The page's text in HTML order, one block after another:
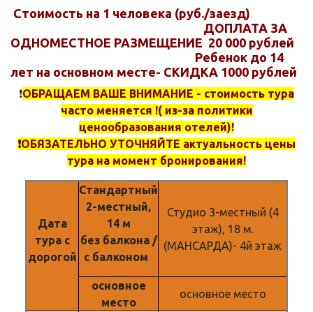
Стоимость на 1 человека (руб./заезд)
ДОПЛАТА ЗА
ОДНОМЕСТНОЕ РАЗМЕЩЕНИЕ 20 000 рублей
Ребенок до 14
лет на основном месте- СКИДКА 1000 рублей
❗️ОБРАЩАЕМ ВАШЕ ВНИМАНИЕ - стоимость тура
часто меняется !( из-за политики
ценообразования отелей)!
❗️ОБЯЗАТЕЛЬНО УТОЧНЯЙТЕ актуальность цены
тура на момент бронирования!
Дата
тура с
дорогой
Стандартный
2-местный,
14 м
без балкона /
с балконом
Студио 3-местный (4
этаж), 18 м.
(МАНСАРДА)- 4й этаж
основное
место
основное место